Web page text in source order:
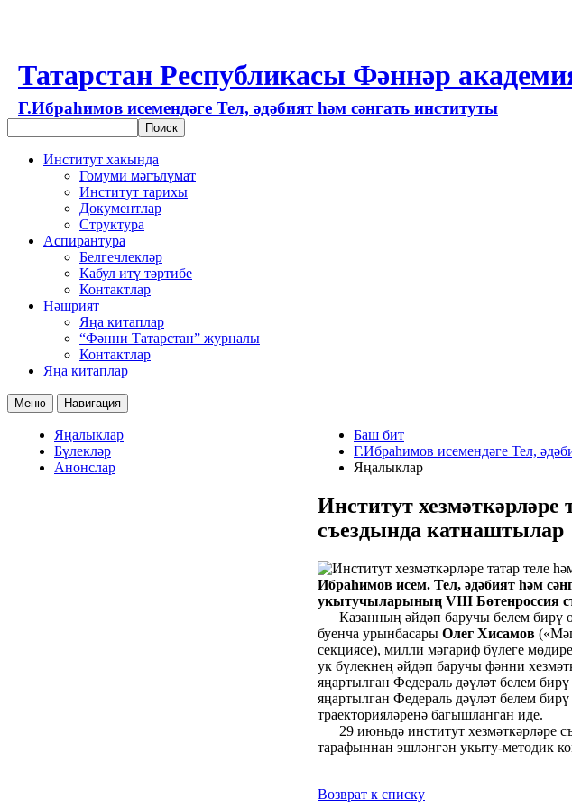
Татарстан Республикасы Фәннәр
Г.Ибраһимов исемендәге Тел, әдәбият һәм сәнгать институты
Институт хакында
Гомуми мәгълүмат
Институт тарихы
Документлар
Структура
Аспирантура
Белгечлекләр
Кабул итү тәртибе
Контактлар
Нәшрият
Яңа китаплар
“Фәнни Татарстан” журналы
Контактлар
Яңа китаплар
Меню Навигация
Яңалыклар
Бүлекләр
Анонслар
Баш бит
Г.Ибраһимов исемендәге Тел,
Яңалыклар
Институт
съездында катнаштылар
Ибраһимов исем. Тел, әдәбият һәм
укытучыларының VIII Бөтенроссия
Казанның әйдәп баручы белем бирү
буенча урынбасары Олег Хисамов
секциясе), милли мәгариф бүлеге мөдире
ук бүлекнең әйдәп баручы фәнни
яңартылган Федераль дәүләт белем
яңартылган Федераль дәүләт белем
траекторияләренә багышланган иде.
29 июньдә институт хезмәткәрләре
тарафыннан эшләнгән укыту-методик
Возврат к списку